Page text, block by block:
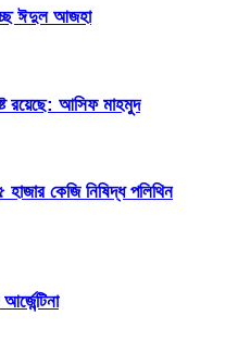
ঈদুল আজহা
রয়েছে: আসিফ মাহমুদ
হাজার কেজি নিষিদ্ধ পলিথিন